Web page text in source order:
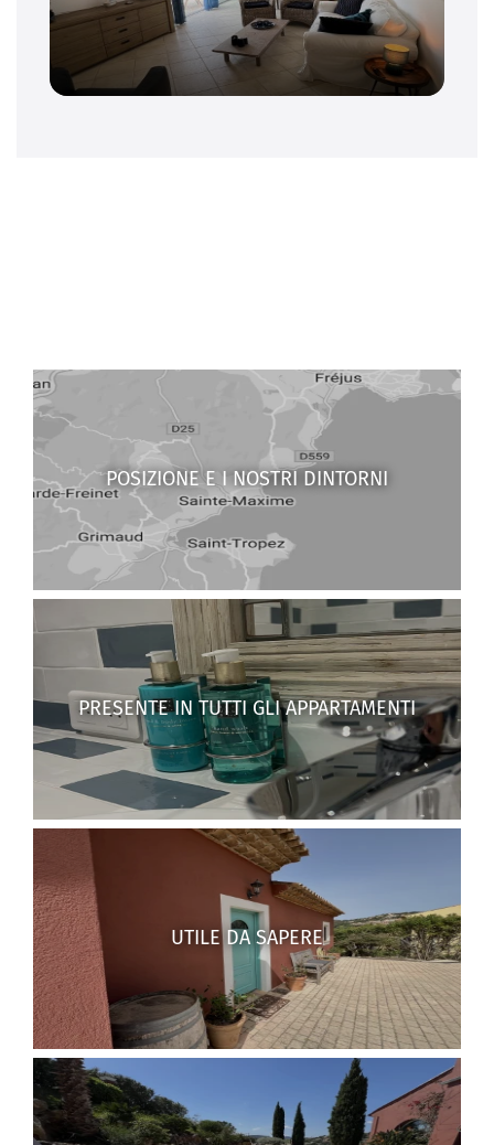
POSIZIONE E I NOSTRI DINTORNI
PRESENTE IN TUTTI GLI APPARTAMENTI
UTILE DA SAPERE